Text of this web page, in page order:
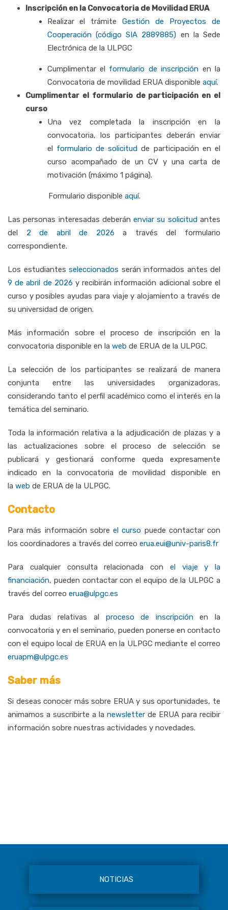
Inscripción en la Convocatoria de Movilidad ERUA
Realizar el trámite
Gestión de Proyectos de
Cooperación (código SIA 2889885) en la Sede
Electrónica de la ULPGC
Cumplimentar el formulario de inscripción en la
Convocatoria de movilidad ERUA disponible aquí.
Cumplimentar el formulario de participación en el
curso
Una vez completada la inscripción en la
convocatoria, los participantes deberán enviar
el formulario de solicitud de participación en el
curso acompañado de un CV y una carta de
motivación (máximo 1 página).
Formulario disponible aquí.
Las personas interesadas deberán enviar su solicitudantes
del 2 de abril de 2026 a través del formulario
correspondiente.
Los estudiantes seleccionados serán informados antes del
9 de abril de 2026 y recibirán información adicional sobre el
curso y posibles ayudas para viaje y alojamiento a través de
su universidad de origen.
Más información sobre el proceso de inscripción en la
convocatoria disponible en la web de ERUA de la ULPGC.
La selección de los participantes se realizará de manera
conjunta entre las universidades organizadoras,
considerando tanto el perfil académico como el interés en la
temática del seminario.
Toda la información relativa a la adjudicación de plazas y a
las actualizaciones sobre el proceso de selección se
publicará y gestionará conforme queda expresamente
indicado en la convocatoria de movilidad disponible en
la web de ERUA de la ULPGC.
Contacto
Para más información sobre el curso puede contactar con
los coordinadores a través del correo erua.eui@univ-paris8.fr
Para cualquier consulta relacionada con el viaje y la
financiación, pueden contactar con el equipo de la ULPGC a
través del correo erua@ulpgc.es
Para dudas relativas al proceso de inscripciónen la
convocatoria y en el seminario, pueden ponerse en contacto
con el equipo local de ERUA en la ULPGC mediante el correo
eruapm@ulpgc.es
Saber más
Si deseas conocer más sobre ERUA y sus oportunidades, te
animamos a suscribirte a la newsletter de ERUA para recibir
información sobre nuestras actividades y novedades.
NOTICIAS